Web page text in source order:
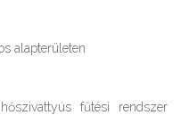
alapterületen
fűtési rendszer